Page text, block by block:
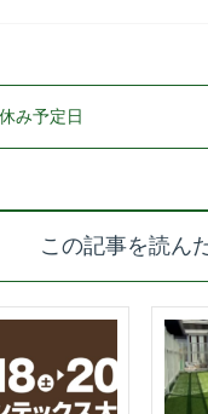
み予定日
この記事を読ん